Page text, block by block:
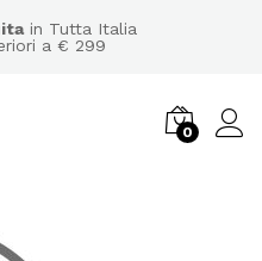
in Tutta Italia
a € 299
0